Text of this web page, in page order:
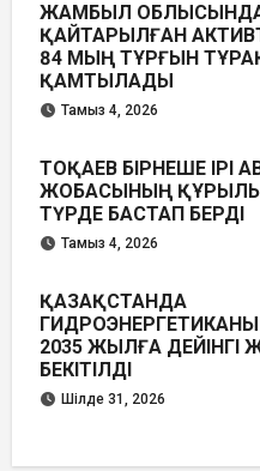
ЖАМБЫЛ
ҚАЙТАРЫЛҒАН
84 МЫҢ ТҰРҒЫН
ҚАМТЫЛАДЫ
Тамыз 4, 2026
ТОҚАЕВ БІРНЕШЕ ІРІ
ЖОБАСЫНЫҢ
ТҮРДЕ БАСТАП БЕРДІ
Тамыз 4, 2026
ҚАЗАҚСТАНДА
2035 ЖЫЛҒА ДЕЙІНГІ
БЕКІТІЛДІ
Шілде 31, 2026